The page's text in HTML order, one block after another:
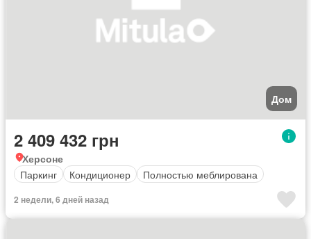
Дом
2 409 432 грн
Херсоне
Паркинг
Кондиционер Полностью меблирована
2 недели, 6 дней назад